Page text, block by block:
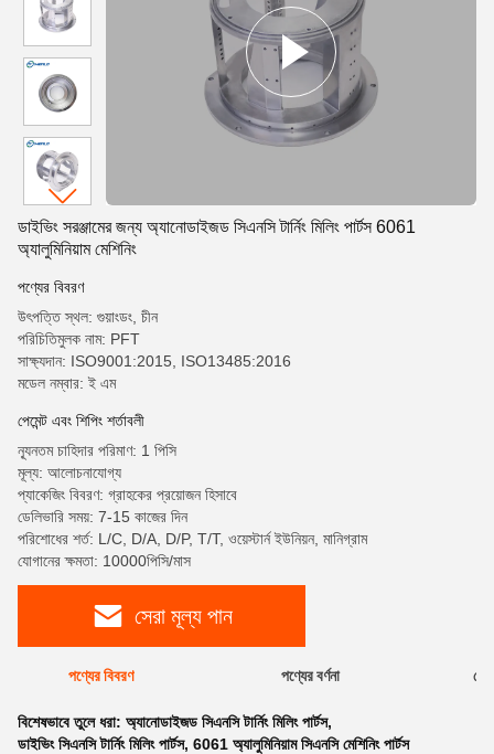
ডাইভিং সরঞ্জামের জন্য অ্যানোডাইজড সিএনসি টার্নিং মিলিং পার্টস 6061
অ্যালুমিনিয়াম মেশিনিং
পণ্যের বিবরণ
উৎপত্তি স্থল: গুয়াংডং, চীন
পরিচিতিমুলক নাম: PFT
সাক্ষ্যদান: ISO9001:2015, ISO13485:2016
মডেল নম্বার: ই এম
পেমেন্ট এবং শিপিং শর্তাবলী
ন্যূনতম চাহিদার পরিমাণ: 1 পিসি
মূল্য: আলোচনাযোগ্য
প্যাকেজিং বিবরণ: গ্রাহকের প্রয়োজন হিসাবে
ডেলিভারি সময়: 7-15 কাজের দিন
পরিশোধের শর্ত: L/C, D/A, D/P, T/T, ওয়েস্টার্ন ইউনিয়ন, মানিগ্রাম
যোগানের ক্ষমতা: 10000পিসি/মাস
সেরা মূল্য পান
পণ্যের বিবরণ পণ্যের বর্ণনা
বিশেষভাবে তুলে ধরা: অ্যানোডাইজড সিএনসি টার্নিং মিলিং পার্টস,
ডাইভিং সিএনসি টার্নিং মিলিং পার্টস, 6061 অ্যালুমিনিয়াম সিএনসি মেশিনিং পার্টস